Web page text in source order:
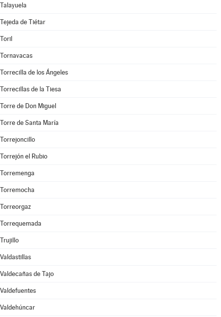
Talayuela
Tejeda de Tiétar
Toril
Tornavacas
Torrecilla de los Ángeles
Torrecillas de la Tiesa
Torre de Don Miguel
Torre de Santa María
Torrejoncillo
Torrejón el Rubio
Torremenga
Torremocha
Torreorgaz
Torrequemada
Trujillo
Valdastillas
Valdecañas de Tajo
Valdefuentes
Valdehúncar